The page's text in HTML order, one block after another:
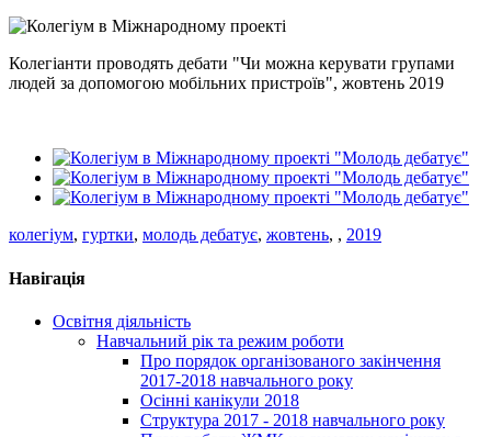
Колегіанти проводять дебати "Чи можна керувати групами
людей за допомогою мобільних пристроїв", жовтень 2019
колегіум, гуртки, молодь дебатує, жовтень, , 2019
Навігація
Освітня діяльність
Навчальний рік та режим роботи
Про порядок організованого закінчення
2017-2018 навчального року
Осінні канікули 2018
Структура 2017 - 2018 навчального року